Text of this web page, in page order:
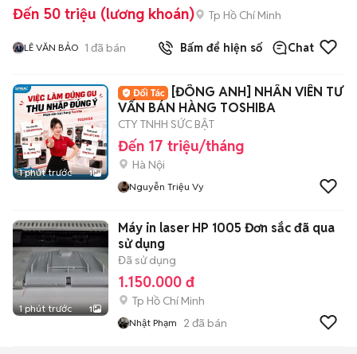
Đến 50 triệu (lương khoán) Tp Hồ Chí Minh
LÊ VĂN BẢO 1 đã bán Bấm để hiện số Chat
1 phút trước 1
[ĐÔNG ANH] NHÂN VIÊN TƯ
VẤN BÁN HÀNG TOSHIBA
CTY TNHH SỨC BẬT
Đến 17 triệu/tháng
Hà Nội
Nguyễn Triệu Vy
1 phút trước 1
Máy in laser HP 1005 Đơn sắc đã qua
sử dụng
Đã sử dụng
1.150.000 đ
Tp Hồ Chí Minh
Nhật Phạm 2 đã bán